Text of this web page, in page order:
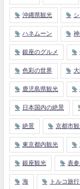
沖縄県観光
ハネムーン
銀座のグルメ
色彩の世界
鹿児島県観光
日本国内の絶景
絶景 京都市
東京都内観光
銀座観光 表
海 トルコ旅